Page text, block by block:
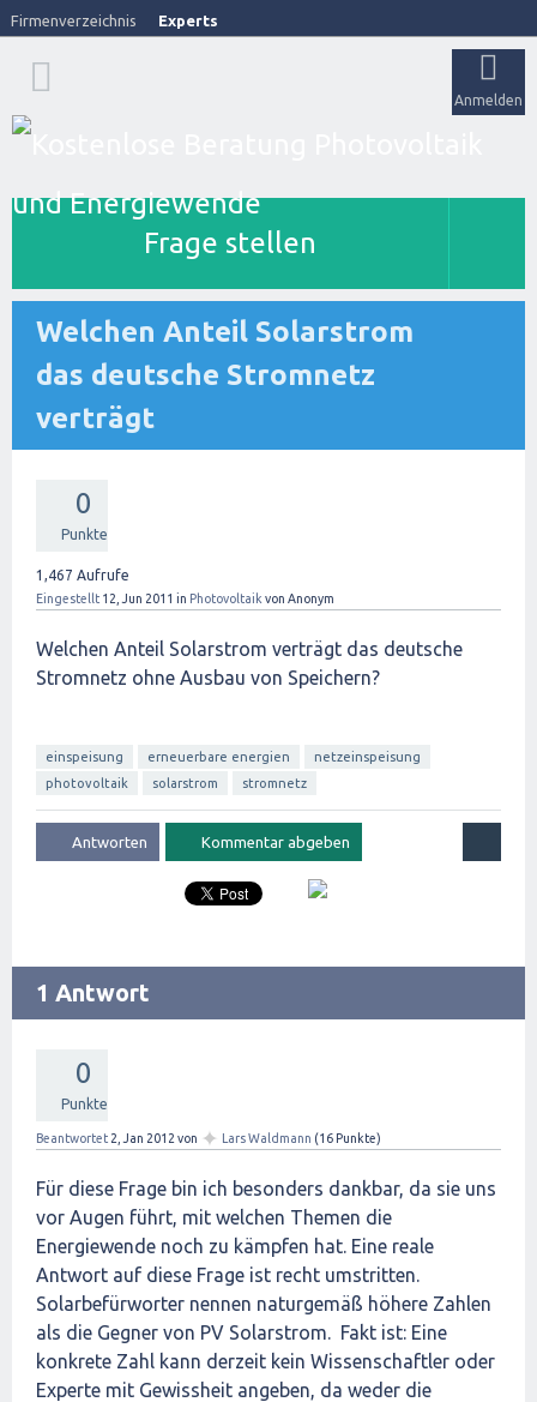
Firmenverzeichnis Experts
Anmelden
Frage stellen
Welchen Anteil Solarstrom
das deutsche Stromnetz
verträgt
0
Punkte
1,467 Aufrufe
Eingestellt 12, Jun 2011 in Photovoltaik von Anonym
Welchen Anteil Solarstrom verträgt das deutsche
Stromnetz ohne Ausbau von Speichern?
einspeisung erneuerbare energien
netzeinspeisung
photovoltaik
solarstrom stromnetz
1 Antwort
0
Punkte
Beantwortet 2, Jan 2012 von ✦ Lars Waldmann (16 Punkte)
Für diese Frage bin ich besonders dankbar, da sie uns
vor Augen führt, mit welchen Themen die
Energiewende noch zu kämpfen hat. Eine reale
Antwort auf diese Frage ist recht umstritten.
Solarbefürworter nennen naturgemäß höhere Zahlen
als die Gegner von PV Solarstrom. Fakt ist: Eine
konkrete Zahl kann derzeit kein Wissenschaftler oder
Experte mit Gewissheit angeben, da weder die